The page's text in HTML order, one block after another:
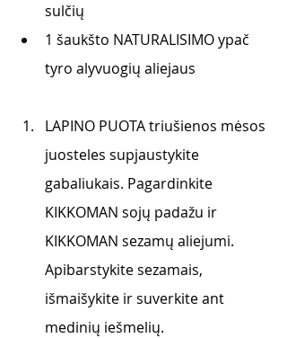
sulčių
1 šaukšto NATURALISIMO ypač
tyro alyvuogių aliejaus
LAPINO PUOTA triušienos mėsos
juosteles supjaustykite
gabaliukais. Pagardinkite
KIKKOMAN sojų padažu ir
KIKKOMAN sezamų aliejumi.
Apibarstykite sezamais,
išmaišykite ir suverkite ant
medinių iešmelių.